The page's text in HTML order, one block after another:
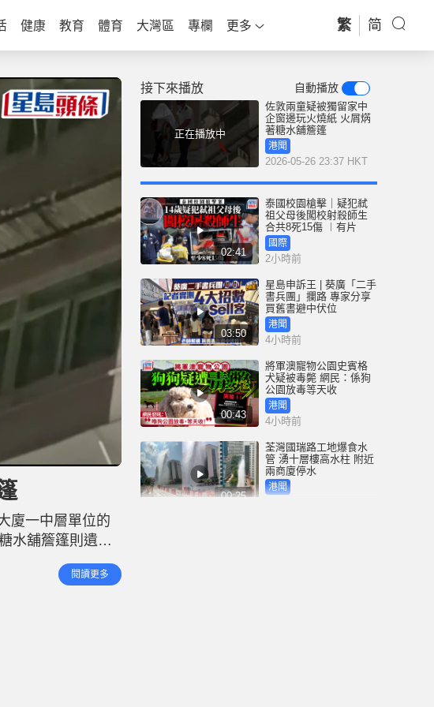
健康 教育 體育 大灣區 專欄 更多 繁 简
廈一中層單位的
水舖簷篷則遺下
道。消息指，警
，遂致電兩兒童
閱讀更多
接下來播放 自動播放
正在播放中
佐敦兩童疑被獨留家中
企窗邊玩火燒紙 火屑焫
著糖水舖簷篷
港聞
2026-05-26 23:37 HKT
02:41
泰國校園槍擊｜疑犯弒
祖父母後闖校射殺師生
合共8死15傷 ︱有片
國際
2小時前
03:50
星島申訴王 | 葵廣「二手
書兵團」攔路 專家分享
買舊書避中伏位
港聞
4小時前
00:43
將軍澳寵物公園史賓格
犬疑被毒斃 網民：係狗
公園放毒等天收
港聞
4小時前
00:25
荃灣國瑞路工地爆食水
管 湧十層樓高水柱 附近
兩商廈停水
港聞